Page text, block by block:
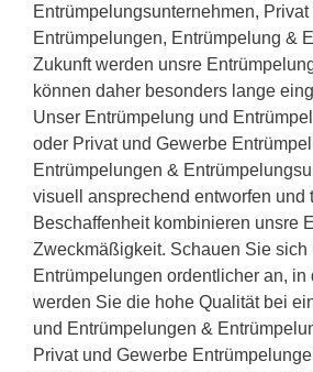
Entrümpelungsunternehmen,
Entrümpelungen, Entrümpelung &
Zukunft werden unsre
können daher besonders lange
Unser Entrümpelung und
oder Privat und Gewerbe
Entrümpelungen &
visuell ansprechend entworfen und
Beschaffenheit kombinieren unsre
Zweckmäßigkeit. Schauen Sie sich
Entrümpelungen ordentlicher an, in
werden Sie die hohe Qualität bei
und Entrümpelungen &
Privat und Gewerbe